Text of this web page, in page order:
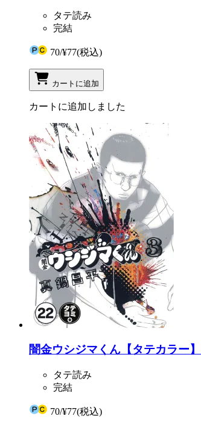
タテ読み
完結
70/¥77(税込)
カートに追加
カートに追加しました
闇金ウシジマくん【タテカラー
タテ読み
完結
70/¥77(税込)